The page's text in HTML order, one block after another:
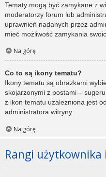
Tematy mogą być zamykane z
moderatorzy forum lub
uprawnień nadanych przez
mieć możliwość zamykania
Na górę
Co to są ikony tematu?
Ikony tematu są obrazkami
skojarzonymi z postami –
z ikon tematu uzależniona jest
administratora witryny.
Na górę
Rangi